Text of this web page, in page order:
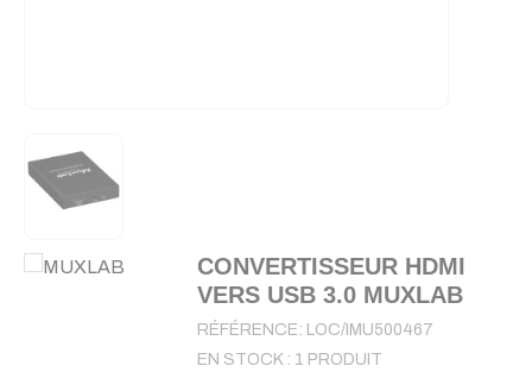
CONVERTISSEUR HDMI
VERS USB 3.0 MUXLAB
RÉFÉRENCE: LOC/IMU500467
EN STOCK : 1 PRODUIT